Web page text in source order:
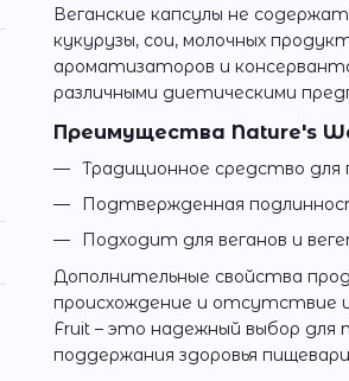
Веганские капсулы не
кукурузы, сои, молочных
ароматизаторов и
различными диетическими
Преимущества Nature's
Традиционное средство для
Подтвержденная
Подходит для веганов и
Дополнительные свойства
происхождение и отсутствие
Fruit – это надежный выбор
поддержания здоровья